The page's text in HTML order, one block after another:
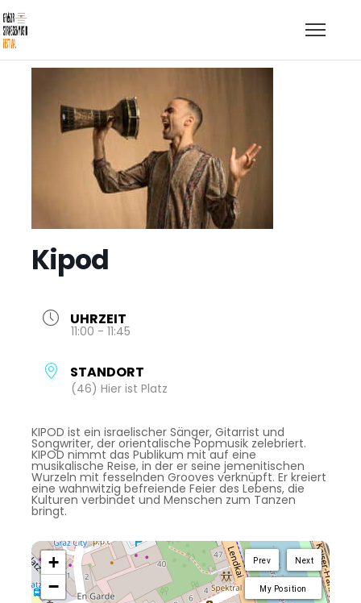
Kipod
UHRZEIT
11:00 - 11:45
STANDORT
(46) Hier ist Platz
KIPOD ist ein israelischer Sänger, Gitarrist und
Songwriter, der orientalische Popmusik zelebriert.
KIPOD nimmt das Publikum mit auf eine
musikalische Reise, in der er seine jemenitischen
Wurzeln mit fesselnden Grooves verknüpft. Er kreiert
eine wahnwitzig befreiende Feier des Lebens, die
Kulturen verbindet und Menschen zum Tanzen
bringt.
Next
Prev
My Position
+
−